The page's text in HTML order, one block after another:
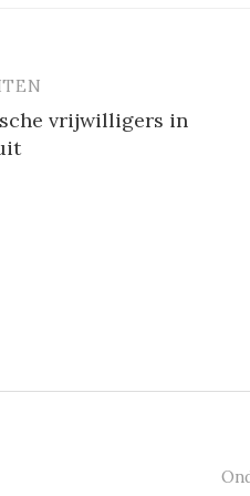
vrijwilligers in